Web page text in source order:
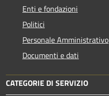
Enti e fondazioni
Politici
Personale Amministrativo
Documenti e dati
CATEGORIE DI SERVIZIO